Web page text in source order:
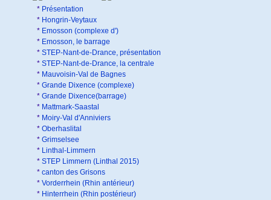
* Présentation
* Hongrin-Veytaux
* Emosson (complexe d')
* Emosson, le barrage
* STEP-Nant-de-Drance, présentation
* STEP-Nant-de-Drance, la centrale
* Mauvoisin-Val de Bagnes
* Grande Dixence (complexe)
* Grande Dixence(barrage)
* Mattmark-Saastal
* Moiry-Val d'Anniviers
* Oberhaslital
* Grimselsee
* Linthal-Limmern
* STEP Limmern (Linthal 2015)
* canton des Grisons
* Vorderrhein (Rhin antérieur)
* Hinterrhein (Rhin postérieur)